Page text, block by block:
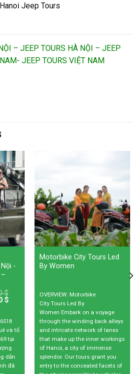
Hanoi Jeep Tours
– JEEP TOURS HÀ NỘI – JEEP
JEEP TOURS VIỆT NAM
-
$
$
và tổ
tại
dẫn
đã
Motorbike City Tours Led
By Women
OVERVIEW: Motorbike
City Tours Led By
Women Embark on a voyage
through the winding back alleys
and intricate network of lanes
that make up the inner workings
of Hanoi, a city of immense
splendor. Our tours grant you
entry to the concealed facets of